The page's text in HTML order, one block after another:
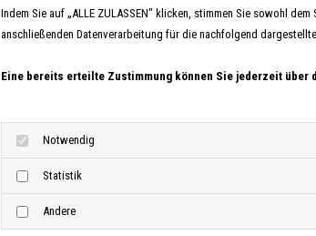
Schon vor der
Handballregionen.
Handballregion
2012 aufeinander.
Hollenstedt der
von
Indem Sie auf „ALLE ZULASSEN" klicken, stimmen Sie sowohl
anschließenden Datenverarbeitung für die nachfolgend
Eine bereits erteilte Zustimmung können Sie jederzeit
Notwendig
Statistik
Andere